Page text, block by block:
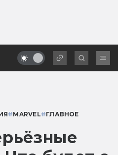
#MARVEL#ГЛАВНОЕ